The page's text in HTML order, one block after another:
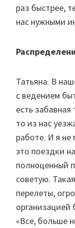
раз быстрее,
нас нужными
Татьяна. В
с ведением
есть
то из нас
работе. И я
это поездки
полноценный
советую.
перелеты,
«Все, больше